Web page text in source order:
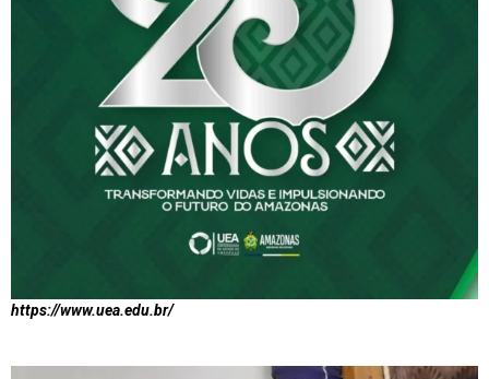
https://www.uea.edu.br/